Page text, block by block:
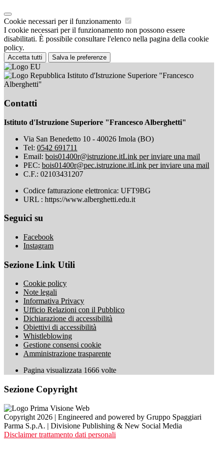
Cookie necessari per il funzionamento
I cookie necessari per il funzionamento non possono essere
disabilitati. È possibile consultare l'elenco nella pagina della cookie
policy.
Accetta tutti Salva le preferenze
Istituto d'Istruzione Superiore "Francesco
Alberghetti"
Contatti
Istituto d'Istruzione Superiore "Francesco Alberghetti"
Via San Benedetto 10 - 40026 Imola (BO)
Tel: 0542 691711
Email: bois01400r@istruzione.itLink per inviare una mail
PEC: bois01400r@pec.istruzione.itLink per inviare una mail
C.F.: 02103431207
Codice fatturazione elettronica: UFT9BG
URL : https://www.alberghetti.edu.it
Seguici su
Facebook
Instagram
Sezione Link Utili
Cookie policy
Note legali
Informativa Privacy
Ufficio Relazioni con il Pubblico
Dichiarazione di accessibilità
Obiettivi di accessibilità
Whistleblowing
Gestione consensi cookie
Amministrazione trasparente
Pagina visualizzata 1666 volte
Sezione Copyright
Copyright 2026 | Engineered and powered by Gruppo Spaggiari
Parma S.p.A. | Divisione Publishing & New Social Media
Disclaimer trattamento dati personali